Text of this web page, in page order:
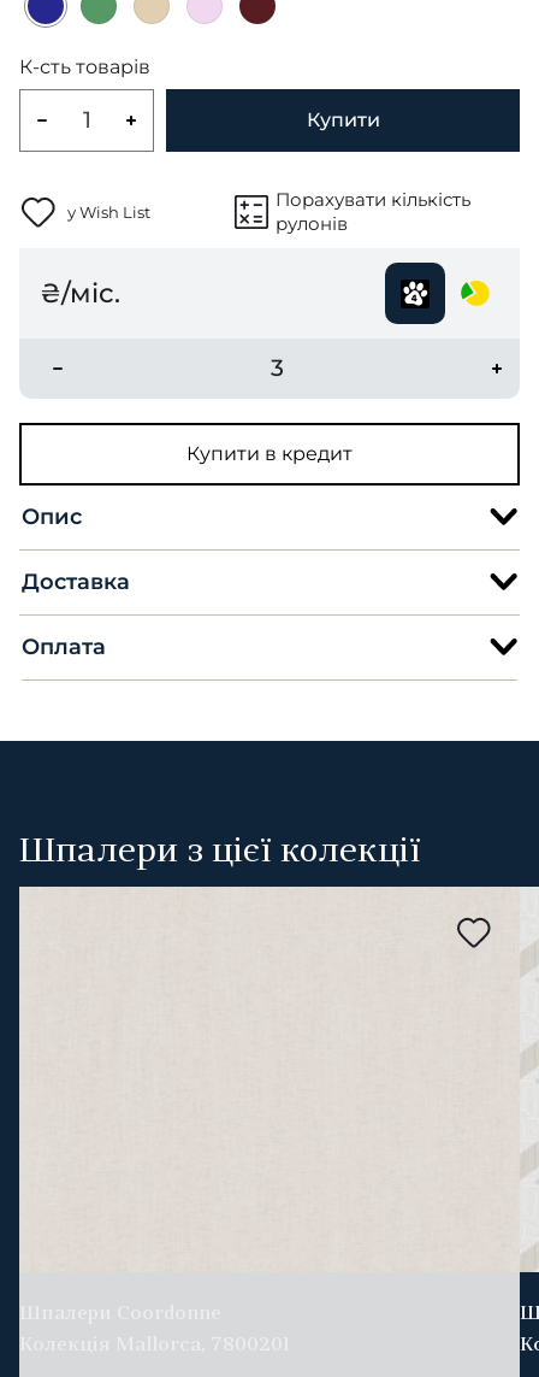
К-сть товарів
Купити
у Wish List
Порахувати кількість
рулонів
₴/міс.
3
Купити в кредит
Опис
Доставка
Оплата
Шпалери з цієї колекції